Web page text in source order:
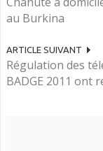
au Burkina
ARTICLE SUIVANT
Régulation des
BADGE 2011 ont